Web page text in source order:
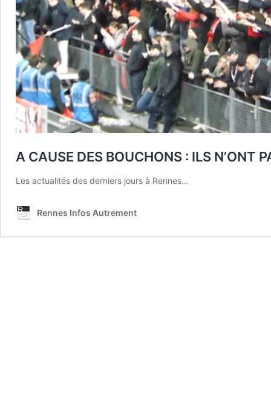
A CAUSE DES BOUCHONS : ILS N’ONT
Les actualités des derniers jours à Rennes…
Rennes Infos Autrement